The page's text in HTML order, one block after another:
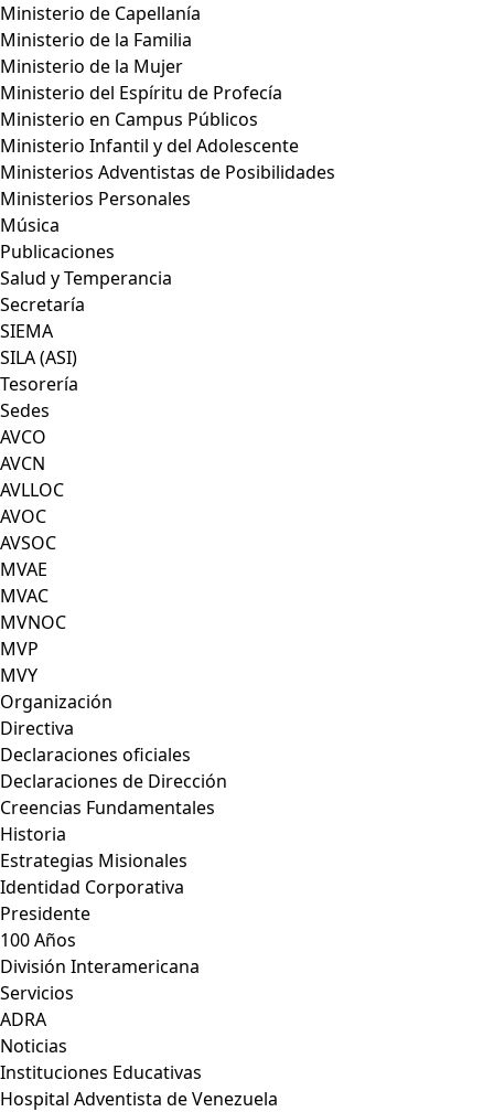
Ministerio de Capellanía
Ministerio de la Familia
Ministerio de la Mujer
Ministerio del Espíritu de Profecía
Ministerio en Campus Públicos
Ministerio Infantil y del Adolescente
Ministerios Adventistas de Posibilidades
Ministerios Personales
Música
Publicaciones
Salud y Temperancia
Secretaría
SIEMA
SILA (ASI)
Tesorería
Sedes
AVCO
AVCN
AVLLOC
AVOC
AVSOC
MVAE
MVAC
MVNOC
MVP
MVY
Organización
Directiva
Declaraciones oficiales
Declaraciones de Dirección
Creencias Fundamentales
Historia
Estrategias Misionales
Identidad Corporativa
Presidente
100 Años
División Interamericana
Servicios
ADRA
Noticias
Instituciones Educativas
Hospital Adventista de Venezuela